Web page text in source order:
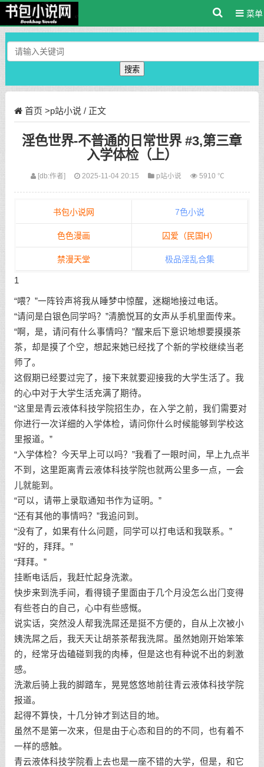
菜单
搜索
首页 >p站小说 / 正文
淫色世界-不普通的日常世界 #3,第三章
入学体检（上）
[db:作者] 2025-11-04 20:15 p站小说 5910 ℃
书包小说网 7色小说
色色漫画 囚爱（民国H）
禁漫天堂 极品淫乱合集
1
“喂？”一阵铃声将我从睡梦中惊醒，迷糊地接过电话。
“请问是白银色同学吗？”清脆悦耳的女声从手机里面传来。
“啊，是，请问有什么事情吗？”醒来后下意识地想要摸摸茶
茶，却是摸了个空，想起来她已经找了个新的学校继续当老
师了。
这假期已经要过完了，接下来就要迎接我的大学生活了。我
的心中对于大学生活充满了期待。
“这里是青云液体科技学院招生办，在入学之前，我们需要对
你进行一次详细的入学体检，请问你什么时候能够到学校这
里报道。”
“入学体检？今天早上可以吗？”我看了一眼时间，早上九点半
不到，这里距离青云液体科技学院也就两公里多一点，一会
儿就能到。
“可以，请带上录取通知书作为证明。”
“还有其他的事情吗？”我追问到。
“没有了，如果有什么问题，同学可以打电话和我联系。”
“好的，拜拜。”
“拜拜。”
挂断电话后，我赶忙起身洗漱。
快步来到洗手间，看得镜子里面由于几个月没怎么出门变得
有些苍白的自己，心中有些感慨。
说实话，突然没人帮我洗屌还是挺不方便的，自从上次被小
姨洗屌之后，我天天让胡茶茶帮我洗屌。虽然她刚开始笨笨
的，经常牙齿磕碰到我的肉棒，但是这也有种说不出的刺激
感。
洗漱后骑上我的脚踏车，晃晃悠悠地前往青云液体科技学院
报道。
起得不算快，十几分钟才到达目的地。
虽然不是第一次来，但是由于心态和目的的不同，也有着不
一样的感触。
青云液体科技学院看上去也是一座不错的大学，但是，和它